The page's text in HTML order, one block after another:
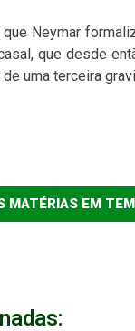
Neymar
que desde
uma terceira
MATÉRIAS EM